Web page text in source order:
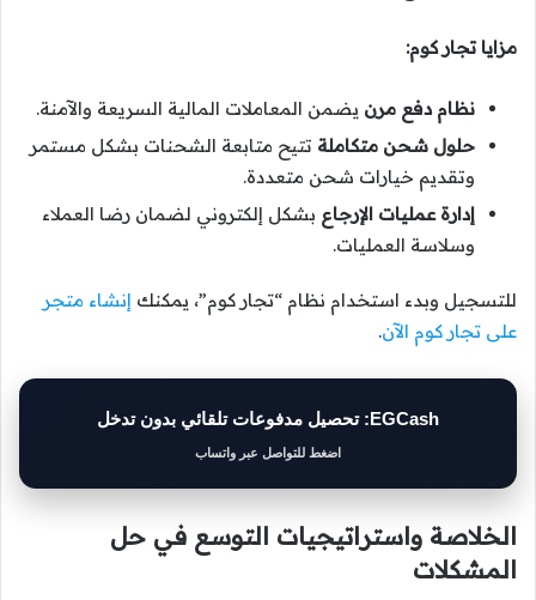
مزايا تجار كوم:
نظام دفع مرن يضمن المعاملات المالية السريعة والآمنة.
حلول شحن متكاملة تتيح متابعة الشحنات بشكل مستمر
وتقديم خيارات شحن متعددة.
إدارة عمليات الإرجاع بشكل إلكتروني لضمان رضا العملاء
وسلاسة العمليات.
للتسجيل وبدء استخدام نظام “تجار كوم”، يمكنك إنشاء متجر
على تجار كوم الآن.
EGCash: تحصيل مدفوعات تلقائي بدون تدخل
اضغط للتواصل عبر واتساب
الخلاصة واستراتيجيات التوسع في حل
المشكلات